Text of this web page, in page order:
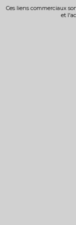
Ces liens commerciaux
et